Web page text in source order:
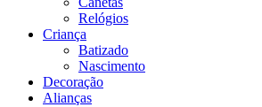
Relógios
Criança
Batizado
Nascimento
Decoração
Alianças